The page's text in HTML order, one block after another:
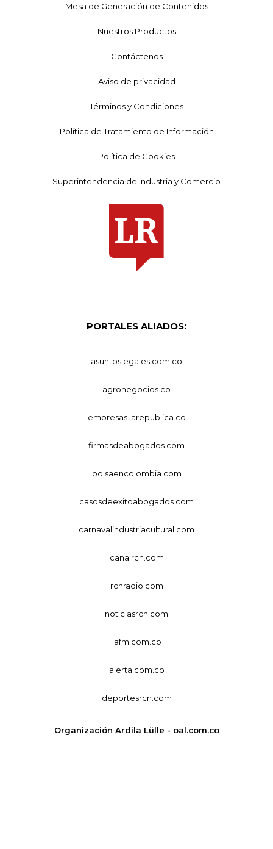
Mesa de Generación de Contenidos
Nuestros Productos
Contáctenos
Aviso de privacidad
Términos y Condiciones
Política de Tratamiento de Información
Política de Cookies
Superintendencia de Industria y Comercio
PORTALES ALIADOS:
asuntoslegales.com.co
agronegocios.co
empresas.larepublica.co
firmasdeabogados.com
bolsaencolombia.com
casosdeexitoabogados.com
carnavalindustriacultural.com
canalrcn.com
rcnradio.com
noticiasrcn.com
lafm.com.co
alerta.com.co
deportesrcn.com
Organización Ardila Lülle - oal.com.co